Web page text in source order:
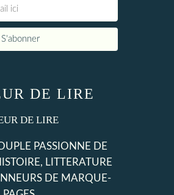
DE LIRE
PASSIONNE DE
LITTERATURE
DE MARQUE-